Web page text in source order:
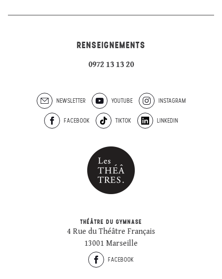
RENSEIGNEMENTS
0972 13 13 20
NEWSLETTER YOUTUBE INSTAGRAM
FACEBOOK TIKTOK LINKEDIN
THÉÂTRE DU GYMNASE
4 Rue du Théâtre Français
13001 Marseille
FACEBOOK